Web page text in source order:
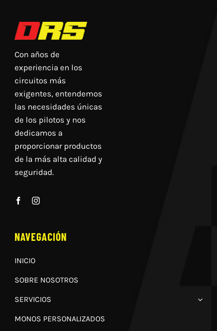
Con años de
experiencia en los
circuitos más
exigentes, entendemos
las necesidades únicas
de los pilotos y nos
dedicamos a
proporcionar productos
de la más alta calidad y
seguridad.
NAVEGACIÓN
INICIO
SOBRE NOSOTROS
SERVICIOS
MONOS PERSONALIZADOS